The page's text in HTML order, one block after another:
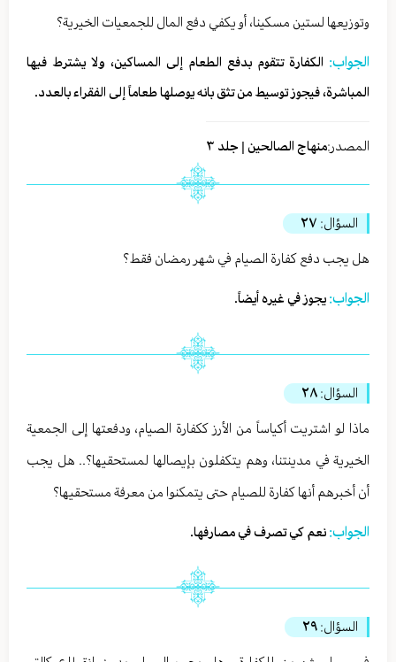
وتوزيعها لستين مسكينا، أو يكفي دفع المال للجمعيات الخيرية؟
الجواب: الكفارة تتقوم بدفع الطعام إلى المساكين، ولا يشترط فيها
المباشرة، فيجوز توسيط من تثق بانه يوصلها طعاماً إلى الفقراء بالعدد.
المصدر:منهاج الصالحين | جلد ٣
السؤال: ٢٧
هل يجب دفع كفارة الصيام في شهر رمضان فقط؟
الجواب: يجوز في غيره أيضاً.
السؤال: ٢٨
ماذا لو اشتريت أكياساً من الأرز ككفارة الصيام، ودفعتها إلى الجمعية
الخيرية في مدينتنا، وهم يتكفلون بإيصالها لمستحقيها؟.. هل يجب
أن أخبرهم أنها كفارة للصيام حتى يتمكنوا من معرفة مستحقيها؟
الجواب: نعم كي تصرف في مصارفها.
السؤال: ٢٩